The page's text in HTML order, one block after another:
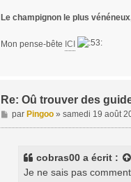
Le champignon le plus
Mon pense-bête ICI
Re: Oû trouver des
M
e
par Pingoo» samedi 19 août
cobras00 a écrit :
Je ne sais pas